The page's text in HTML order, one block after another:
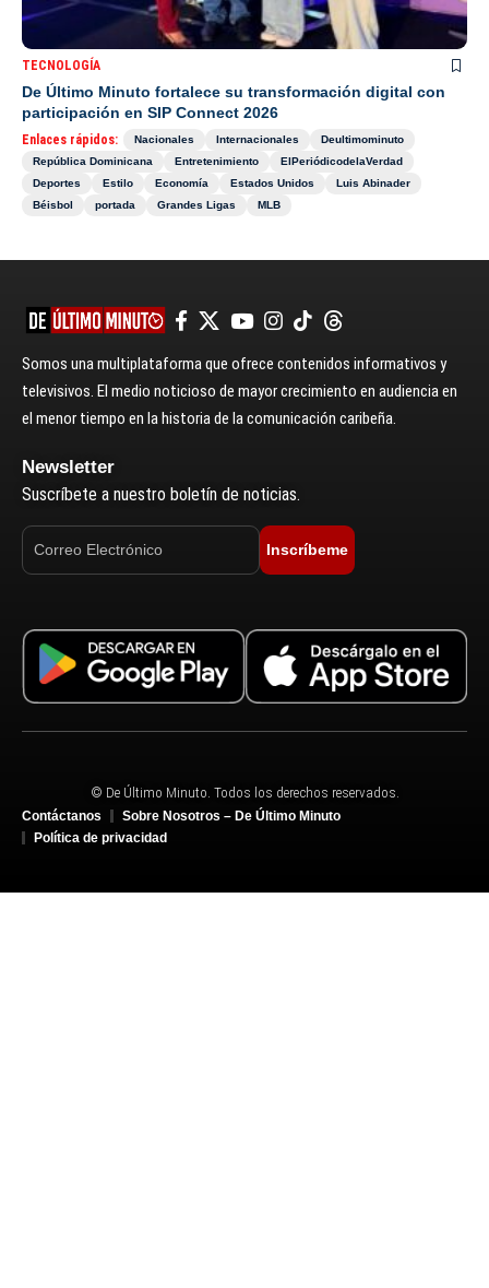
TECNOLOGÍA
De Último Minuto fortalece su transformación digital con
participación en SIP Connect 2026
Enlaces rápidos: Nacionales Internacionales
Deultimominuto
República Dominicana
Entretenimiento
ElPeriódicodelaVerdad
Deportes
Estilo Economía Estados Unidos
Luis Abinader
Béisbol
portada Grandes Ligas MLB
Somos una multiplataforma que ofrece contenidos informativos y
televisivos. El medio noticioso de mayor crecimiento en audiencia en
el menor tiempo en la historia de la comunicación caribeña.
Newsletter
Suscríbete a nuestro boletín de noticias.
Inscríbeme
© De Último Minuto. Todos los derechos reservados.
Contáctanos
Sobre Nosotros – De Último Minuto
Política de privacidad